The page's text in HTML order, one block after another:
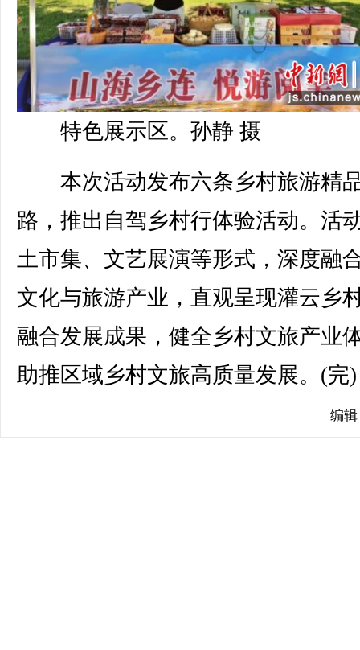
特色展示区。孙静 摄
本次活动发布六条乡村旅游精
路，推出自驾乡村行体验活动。活
土市集、文艺展演等形式，深度融
文化与旅游产业，直观呈现灌云乡
融合发展成果，健全乡村文旅产业
助推区域乡村文旅高质量发展。(完)
编